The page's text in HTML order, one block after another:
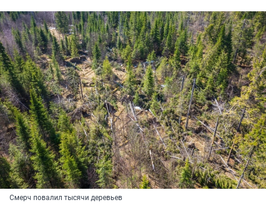
Смерч повалил тысячи деревьев